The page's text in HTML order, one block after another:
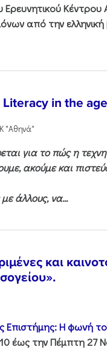
από την ελληνική
in the
"Αθηνά"
για το πώς η
ακούμε και
άλλους, να...
και
Επιστήμης: Η φωνή
έως την Πέμπτη 27